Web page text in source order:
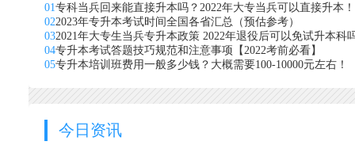
01专科当兵回来能直接升本吗？2022年大专当兵可以直接升本！
022023年专升本考试时间全国各省汇总（预估参考）
032021年大专生当兵专升本政策 2022年退役后可以免试升本科
04专升本考试答题技巧规范和注意事项【2022考前必看】
05专升本培训班费用一般多少钱？大概需要100-10000元左右！
今日资讯